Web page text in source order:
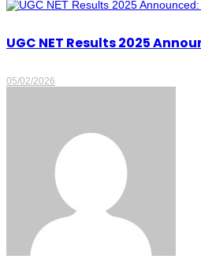
UGC NET Results 2025
05/02/2026